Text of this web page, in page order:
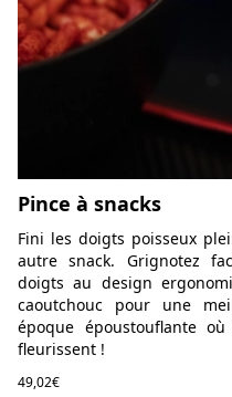
Pince à snacks
Fini les doigts poisseux
autre snack. Grignotez
doigts au design
caoutchouc pour une
époque époustouflante
fleurissent !
49,02€